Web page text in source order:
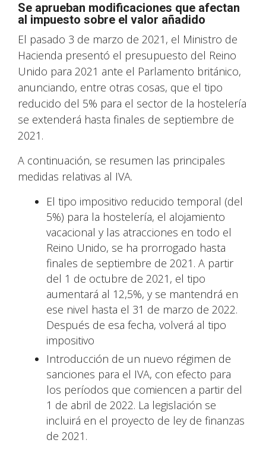
Se aprueban modificaciones que afectan
al impuesto sobre el valor añadido
El pasado 3 de marzo de 2021, el Ministro de
Hacienda presentó el presupuesto del Reino
Unido para 2021 ante el Parlamento británico,
anunciando, entre otras cosas, que el tipo
reducido del 5% para el sector de la hostelería
se extenderá hasta finales de septiembre de
2021.
A continuación, se resumen las principales
medidas relativas al IVA.
El tipo impositivo reducido temporal (del
5%) para la hostelería, el alojamiento
vacacional y las atracciones en todo el
Reino Unido, se ha prorrogado hasta
finales de septiembre de 2021. A partir
del 1 de octubre de 2021, el tipo
aumentará al 12,5%, y se mantendrá en
ese nivel hasta el 31 de marzo de 2022.
Después de esa fecha, volverá al tipo
impositivo
Introducción de un nuevo régimen de
sanciones para el IVA, con efecto para
los períodos que comiencen a partir del
1 de abril de 2022. La legislación se
incluirá en el proyecto de ley de finanzas
de 2021.